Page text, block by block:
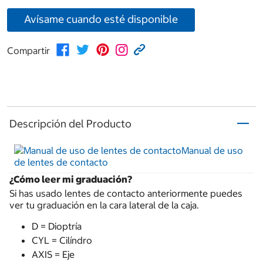
Avísame cuando esté disponible
Compartir
Descripción del Producto
Manual de uso
de lentes de contacto
¿Cómo leer mi graduación?
Si has usado lentes de contacto anteriormente puedes
ver tu graduación en la cara lateral de la caja.
D = Dioptría
CYL = Cilíndro
AXIS = Eje